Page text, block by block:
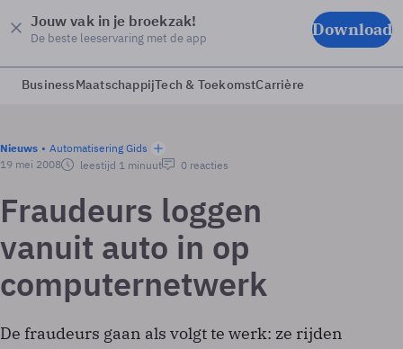
Jouw vak in je broekzak!
De beste leeservaring met de app Download
BusinessMaatschappijTech & ToekomstCarrière
Nieuws
Automatisering Gids
19 mei 2008
leestijd 1 minuut 0 reacties
Fraudeurs loggen
vanuit auto in op
computernetwerk
De fraudeurs gaan als volgt te werk: ze rijden